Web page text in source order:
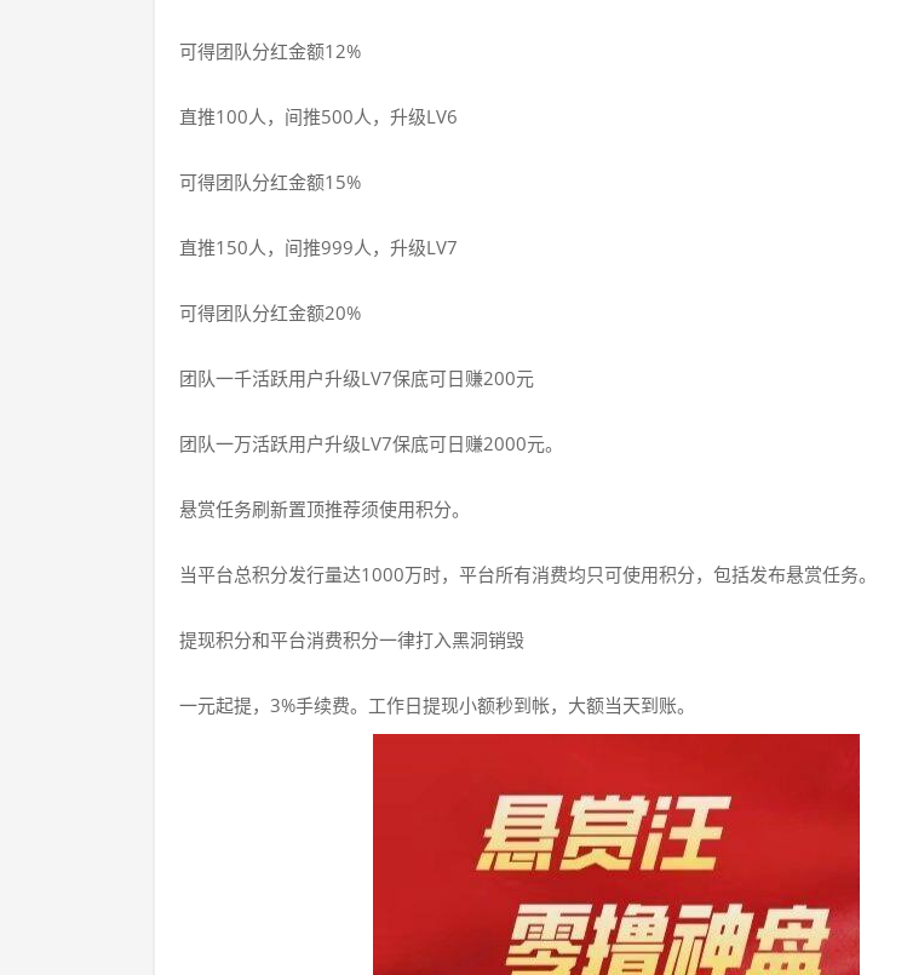
可得团队分红金额12%
直推100人，间推500人，升级LV6
可得团队分红金额15%
直推150人，间推999人，升级LV7
可得团队分红金额20%
团队一千活跃用户升级LV7保底可日赚200元
团队一万活跃用户升级LV7保底可日赚2000元。
悬赏任务刷新置顶推荐须使用积分。
当平台总积分发行量达1000万时，平台所有消费均只可使用积分，包括发布悬赏任务。
提现积分和平台消费积分一律打入黑洞销毁
一元起提，3%手续费。工作日提现小额秒到帐，大额当天到账。